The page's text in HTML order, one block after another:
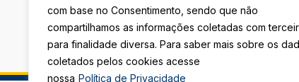
com base no Consentimento, sendo que não
compartilhamos as informações coletadas com
para finalidade diversa. Para saber mais sobre os
coletados pelos cookies acesse
nossa Política de Privacidade